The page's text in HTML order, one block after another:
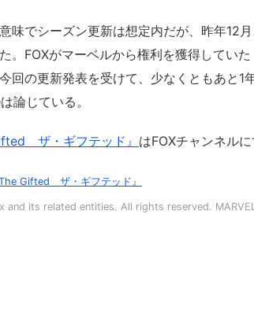
味でシーズン更新は想定内だが、昨年12
。FOXがマーベルから権利を獲得してい
回の更新発表を受けて、少なくともあと
論じている。
ザ・ギフテッド』 はFOXチャンネル
The Gifted ザ・ギフテッド』
and its related entities. All rights reserved.